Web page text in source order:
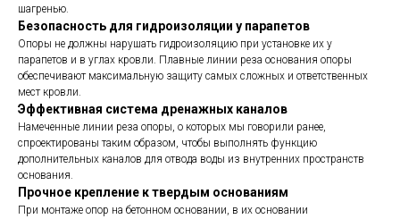
шагренью.
Безопасность для гидроизоляции у парапетов
Опоры не должны нарушать гидроизоляцию при установке их у
парапетов и в углах кровли. Плавные линии реза основания опоры
обеспечивают максимальную защиту самых сложных и ответственных
мест кровли.
Эффективная система дренажных каналов
Намеченные линии реза опоры, о которых мы говорили ранее,
спроектированы таким образом, чтобы выполнять функцию
дополнительных каналов для отвода воды из внутренних пространств
основания.
Прочное крепление к твердым основаниям
При монтаже опор на бетонном основании, в их основании